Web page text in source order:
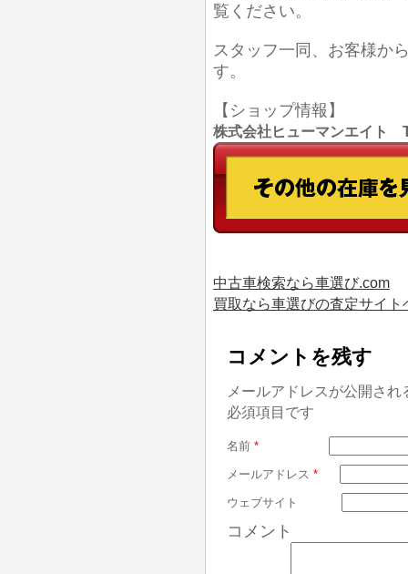
覧ください。
スタッフ一同、お客様か
す。
【ショップ情報】
株式会社ヒューマンエイト
中古車検索なら車選び.com
買取なら車選びの査定サイト
コメントを残す
メールアドレスが公開さ
必須項目です
名前 *
メールアドレス *
ウェブサイト
コメント